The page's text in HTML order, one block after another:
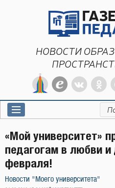
НОВОСТИ
«Мой университет»
педагогам в любви
февраля!
Новости "Моего университета"